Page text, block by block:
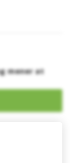
mener at